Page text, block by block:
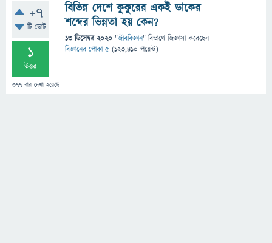
+7
টি ভোট
1
উত্তর
377 বার দেখা হয়েছে
বিভিন্ন দেশে কুকুরের একই ডাকের
শব্দের ভিন্নতা হয় কেন?
13 ডিসেম্বর 2020 "জীববিজ্ঞান" বিভাগে জিজ্ঞাসাকরেছেন
বিজ্ঞানের পোকা ৫ (123,410 পয়েন্ট)